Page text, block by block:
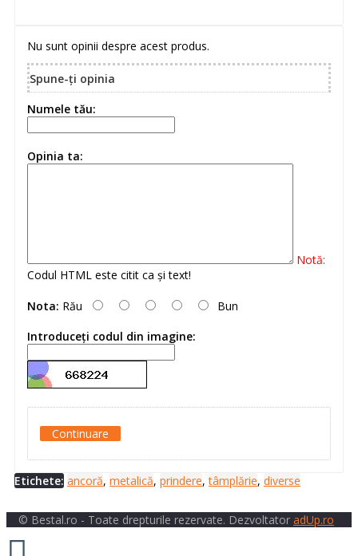
Nu sunt opinii despre acest produs.
Spune-ţi opinia
Numele tău:
Opinia ta:
Notă:
Codul HTML este citit ca şi text!
Nota: Rău
Bun
Introduceţi codul din imagine:
Continuare
Etichete: ancoră, metalică, prindere,tâmplărie, diverse
© Bestal.ro - Toate drepturile rezervate. Dezvoltator adUp.ro